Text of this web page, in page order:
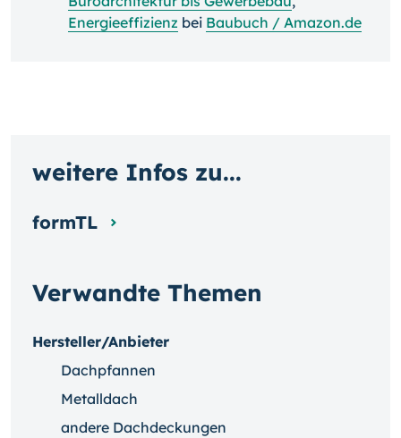
Energieeffizienz bei Baubuch / Amazon.de
Verwandte Themen
Hersteller/Anbieter
Dachpfannen
Metalldach
andere Dachdeckungen
weitere Infos zu...
formTL